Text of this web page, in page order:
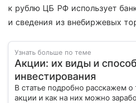
к рублю ЦБ РФ использует
и сведения из внебиржевых
Узнать больше по теме
Акции: их виды и
инвестирования
В статье подробно расскажем о
акции и как на них можно